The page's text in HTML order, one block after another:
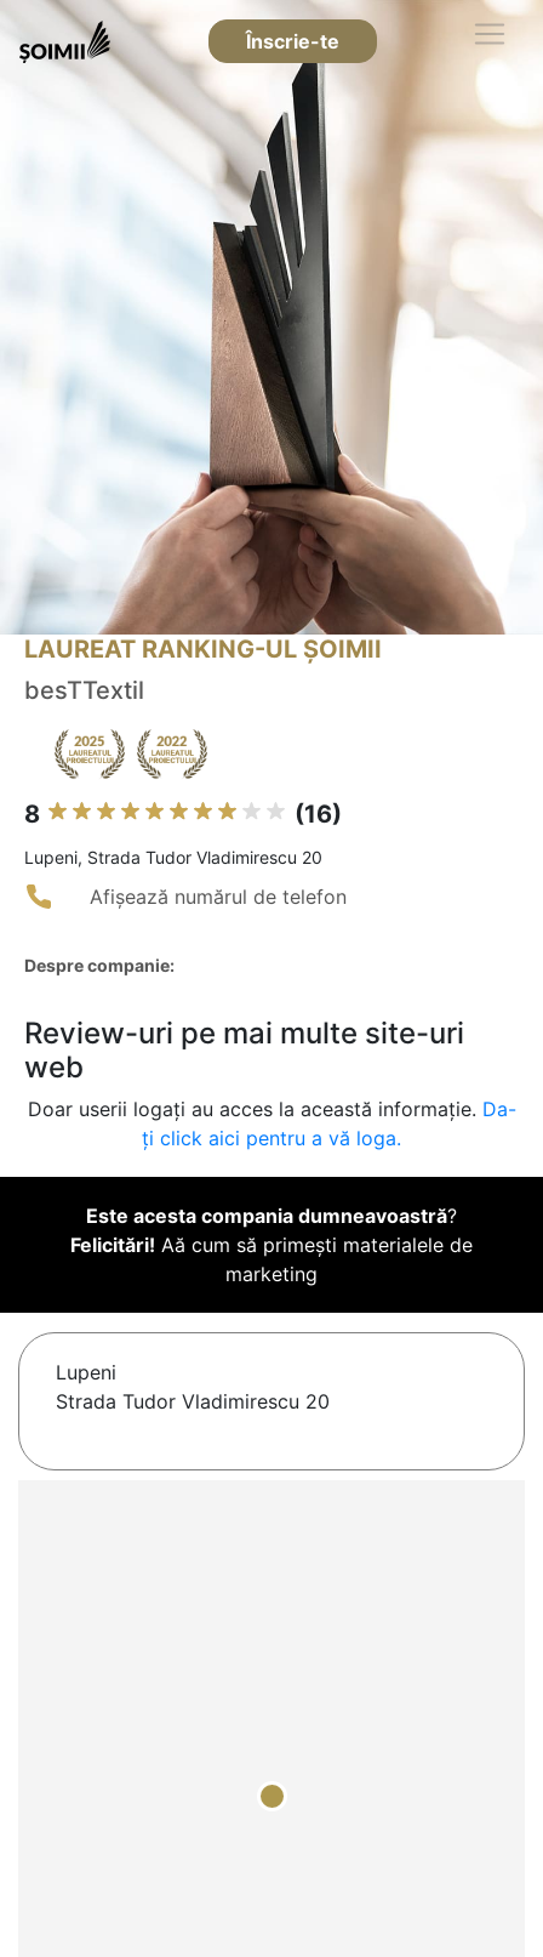
Înscrie-te
LAUREAT RANKING-UL ȘOIMII
besTTextil
8 (16)
Lupeni, Strada Tudor Vladimirescu 20
Afișează numărul de telefon
Despre companie:
Review-uri pe mai multe site-uri
web
Doar userii logați au acces la această informație. Da-
ți click aici pentru a vă loga.
Este acesta compania dumneavoastră?
Felicitări! Aă cum să primești materialele de
marketing
Lupeni
Strada Tudor Vladimirescu 20